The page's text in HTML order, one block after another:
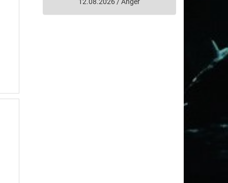
12.08.2026 / Anger